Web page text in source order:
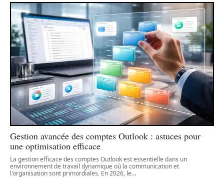
Gestion avancée des comptes Outlook : astuces pour
une optimisation efficace
La gestion efficace des comptes Outlook est essentielle dans un
environnement de travail dynamique où la communication et
l'organisation sont primordiales. En 2026, le…